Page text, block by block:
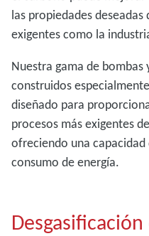
las propiedades
exigentes como la
Nuestra gama de bombas
construidos
diseñado para
procesos más exigentes
ofreciendo una
consumo de energía.